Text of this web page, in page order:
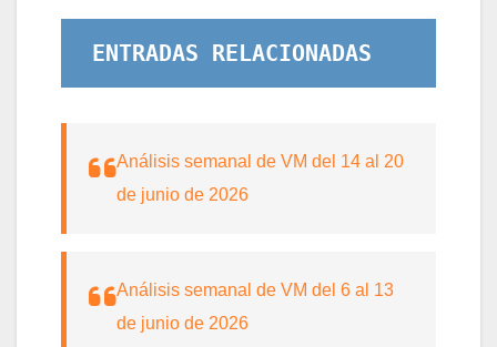
ENTRADAS RELACIONADAS
Análisis semanal de VM del 14 al 20
de junio de 2026
Análisis semanal de VM del 6 al 13
de junio de 2026